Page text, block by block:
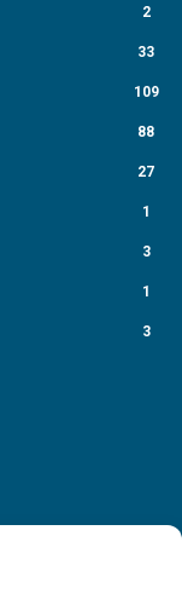
2
33
109
88
27
1
3
1
3